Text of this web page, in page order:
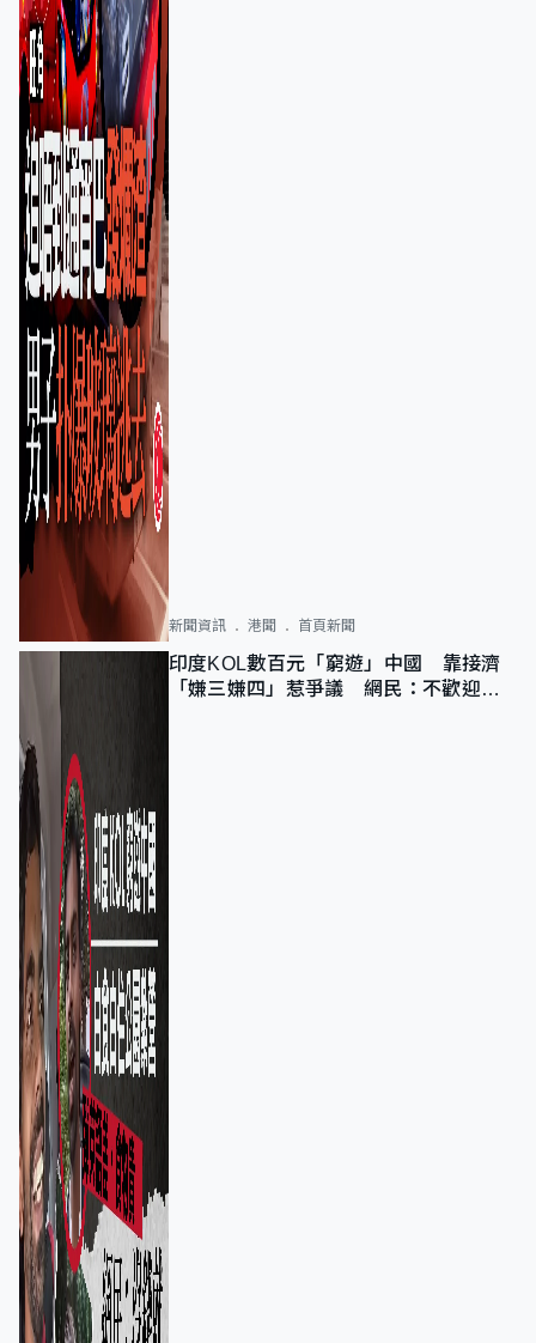
新聞資訊 港聞 首頁新聞
印度KOL數百元「窮遊」中國 靠接濟
「嫌三嫌四」惹爭議 網民：不歡迎劣